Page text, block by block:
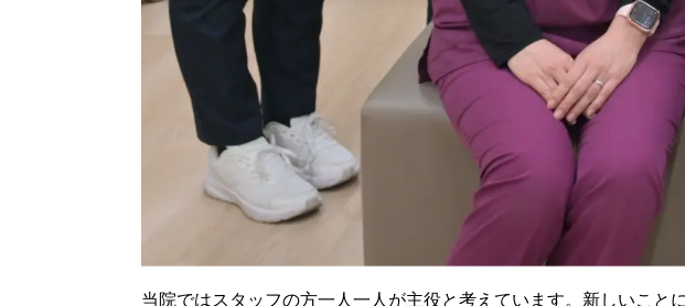
当院ではスタッフの方一人一人が主役と考えています。新しいこ